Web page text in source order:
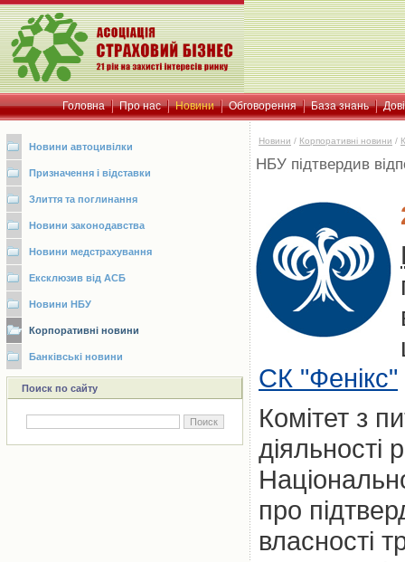
Головна Про нас Новини Обговорення База знань
Новини автоцивілки
Призначення і відставки
Злиття та поглинання
Новини законодавства
Новини медстрахування
Ексклюзив від АСБ
Новини НБУ
Корпоративні новини
Банківські новини
Поиск по сайту
Новини / Корпоративні новини /
НБУ підтвердив
СК "Фенікс"
Комітет з
діяльності
про
власності